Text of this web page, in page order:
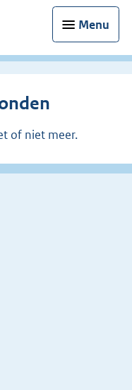
Menu
of niet meer.